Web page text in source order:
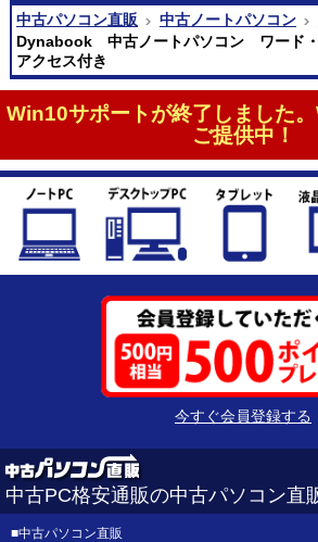
中古パソコン直販
中古ノートパソコン
Dynabook 中古ノートパソコン ワード・
アクセス付き
Win10サポートが終了しました
ご提供中！
今すぐ会員登録する
中古PC格安通販の中古パソコン直
■中古パソコン直販